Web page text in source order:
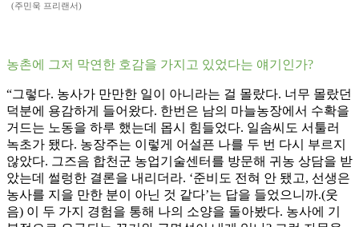
(주민욱 프리랜서)
농촌에 그저 막연한 호감을 가지고 있었다는 얘기인가?
“그렇다. 농사가 만만한 일이 아니라는 걸 몰랐다. 너무 몰랐던
덕분에 용감하게 들어왔다. 한번은 남의 마늘농장에서 수확을
거드는 노동을 하루 했는데 몹시 힘들었다. 일솜씨도 서툴러
녹초가 됐다. 농장주는 이렇게 어설픈 나를 두 번 다시 부르지
않았다. 그즈음 합천군 농업기술센터를 방문해 귀농 상담을 받
았는데 썰렁한 결론을 내리더라. ‘준비도 전혀 안 됐고, 선생은
농사를 지을 만한 분이 아닌 것 같다’는 답을 들었으니까.(웃
음) 이 두 가지 경험을 통해 나의 소양을 돌아봤다. 농사에 기